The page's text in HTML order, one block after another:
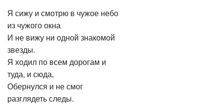
Я сижу и смотрю в чужое небо
из чужого окна
И не вижу ни одной знакомой
звезды.
Я ходил по всем дорогам и
туда, и сюда,
Обернулся и не смог
разглядеть следы.